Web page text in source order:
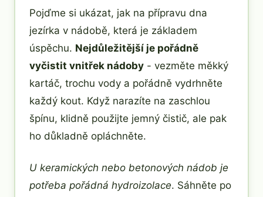
Pojďme si ukázat, jak na přípravu dna
jezírka v nádobě, která je základem
úspěchu. Nejdůležitější je pořádně
vyčistit vnitřek nádoby - vezměte měkký
kartáč, trochu vody a pořádně vydrhněte
každý kout. Když narazíte na zaschlou
špínu, klidně použijte jemný čistič, ale pak
ho důkladně opláchněte.
U keramických nebo betonových nádob je
potřeba pořádná hydroizolace. Sáhněte po